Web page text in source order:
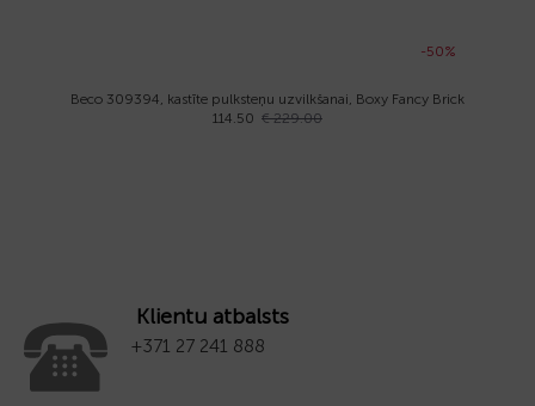
-50%
Beco 309394, kastīte pulksteņu uzvilkšanai, Boxy Fancy Brick
114.50 € 229.00
Klientu atbalsts
+371 27 241 888